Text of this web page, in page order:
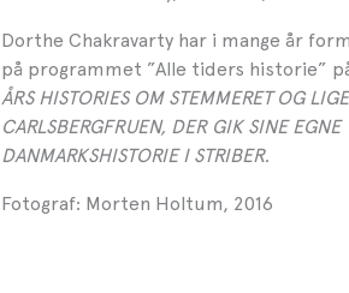
Dorthe Chakravarty har i mange år
på programmet ”Alle tiders historie”
ÅRS HISTORIES OM STEMMERET OG
CARLSBERGFRUEN, DER GIK SINE EGNE
DANMARKSHISTORIE I STRIBER.
Fotograf: Morten Holtum, 2016